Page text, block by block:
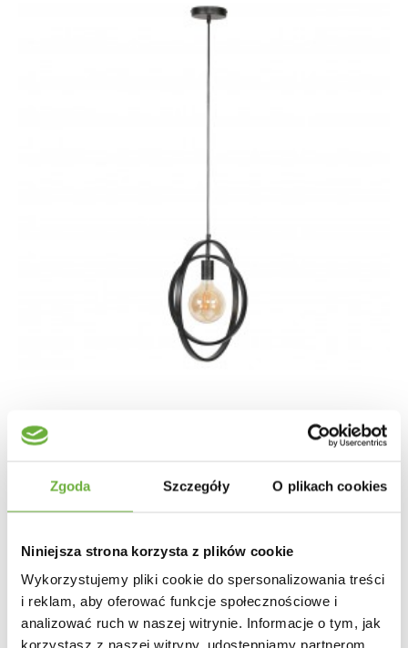
Zgoda Szczegóły O plikach cookies
Niniejsza strona korzysta z plików cookie
Wykorzystujemy pliki cookie do spersonalizowania treści
i reklam, aby oferować funkcje społecznościowe i
analizować ruch w naszej witrynie. Informacje o tym, jak
korzystasz z naszej witryny, udostępniamy partnerom
LAMPA WISZĄCA LUI METALOWA CIEMNOSZARA
307,74 zł366,36 zł -16%